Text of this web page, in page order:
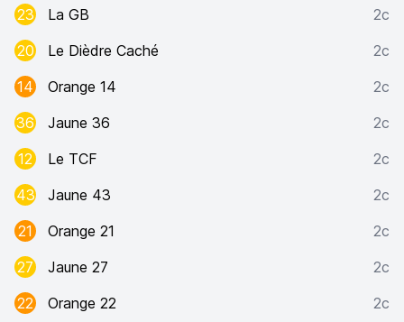
23
La GB
2c
20
Le Dièdre Caché
2c
14
Orange 14
2c
36
Jaune 36
2c
12
Le TCF
2c
43
Jaune 43
2c
21
Orange 21
2c
27
Jaune 27
2c
22
Orange 22
2c